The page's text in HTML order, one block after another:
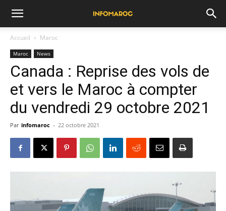
Accueil Maroc
Maroc News
Canada : Reprise des vols de
et vers le Maroc à compter
du vendredi 29 octobre 2021
Par infomaroc - 22 octobre 2021